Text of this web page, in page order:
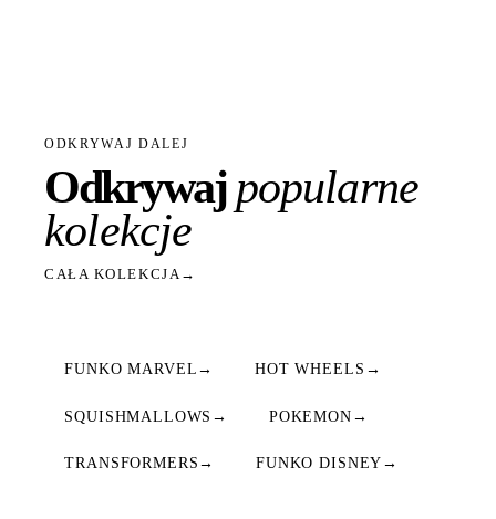
ODKRYWAJ DALEJ
Odkrywajpopularne
kolekcje
CAŁA KOLEKCJA→
FUNKO MARVEL → HOT WHEELS →
SQUISHMALLOWS → POKEMON →
TRANSFORMERS → FUNKO DISNEY →